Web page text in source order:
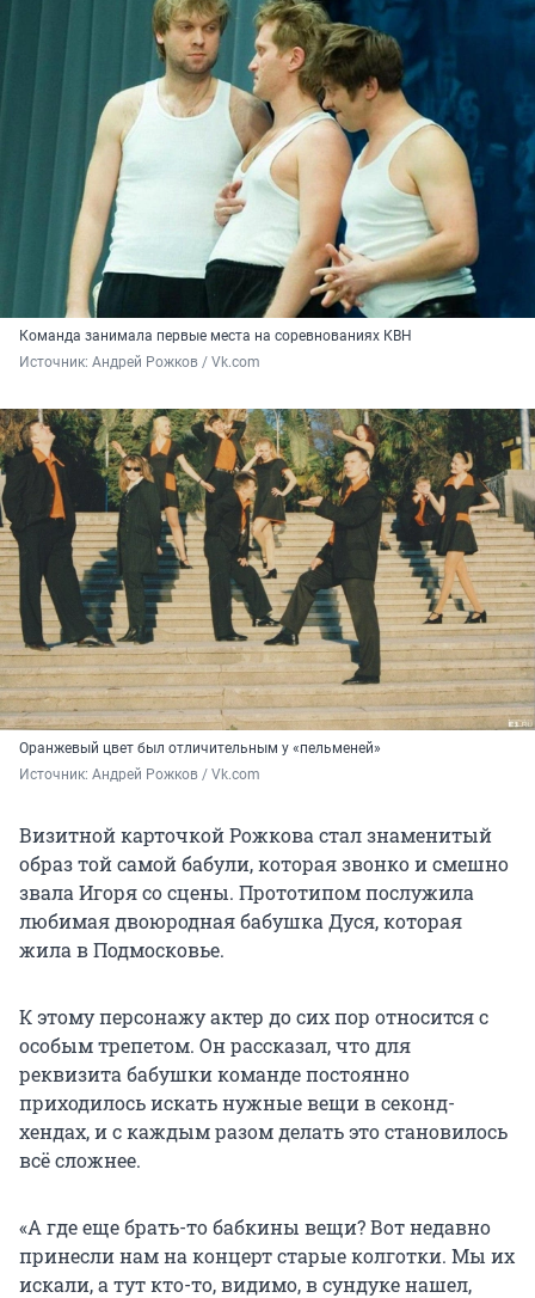
Команда занимала первые места на соревнованиях КВН
Источник: Андрей Рожков / Vk.com
Оранжевый цвет был отличительным у «пельменей»
Источник: Андрей Рожков / Vk.com
Визитной карточкой Рожкова стал знаменитый
образ той самой бабули, которая звонко и смешно
звала Игоря со сцены. Прототипом послужила
любимая двоюродная бабушка Дуся, которая
жила в Подмосковье.
К этому персонажу актер до сих пор относится с
особым трепетом. Он рассказал, что для
реквизита бабушки команде постоянно
приходилось искать нужные вещи в секонд-
хендах, и с каждым разом делать это становилось
всё сложнее.
«А где еще брать-то бабкины вещи? Вот недавно
принесли нам на концерт старые колготки. Мы их
искали, а тут кто-то, видимо, в сундуке нашел,